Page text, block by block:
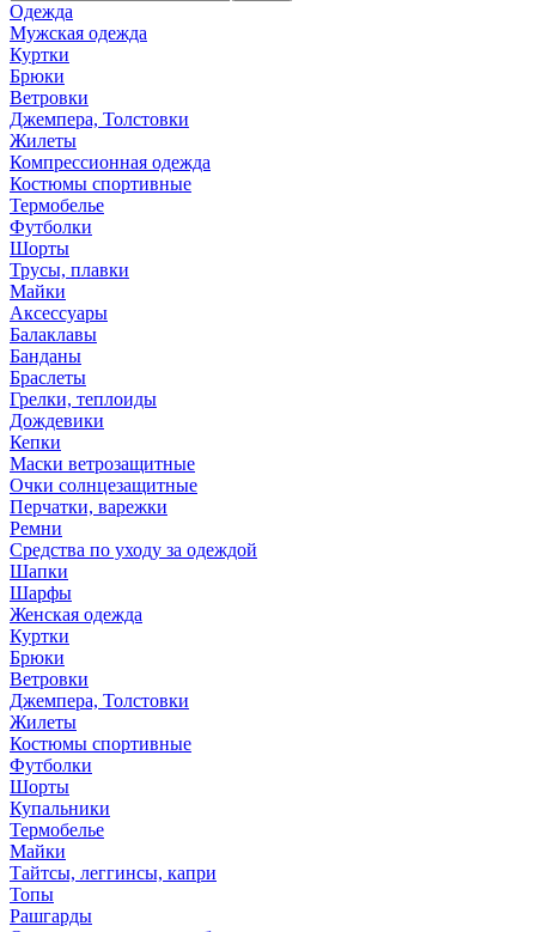
Одежда
Мужская одежда
Куртки
Брюки
Ветровки
Джемпера, Толстовки
Жилеты
Компрессионная одежда
Костюмы спортивные
Термобелье
Футболки
Шорты
Трусы, плавки
Майки
Аксессуары
Балаклавы
Банданы
Браслеты
Грелки, теплоиды
Дождевики
Кепки
Маски ветрозащитные
Очки солнцезащитные
Перчатки, варежки
Ремни
Средства по уходу за одеждой
Шапки
Шарфы
Женская одежда
Куртки
Брюки
Ветровки
Джемпера, Толстовки
Жилеты
Костюмы спортивные
Футболки
Шорты
Купальники
Термобелье
Майки
Тайтсы, леггинсы, капри
Топы
Рашгарды